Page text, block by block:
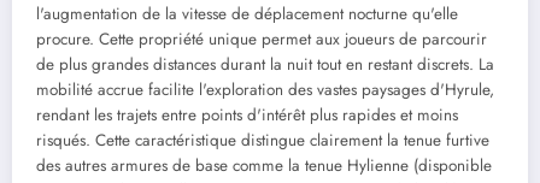
l'augmentation de la vitesse de déplacement nocturne qu'elle
procure. Cette propriété unique permet aux joueurs de parcourir
de plus grandes distances durant la nuit tout en restant discrets. La
mobilité accrue facilite l'exploration des vastes paysages d'Hyrule,
rendant les trajets entre points d'intérêt plus rapides et moins
risqués. Cette caractéristique distingue clairement la tenue furtive
des autres armures de base comme la tenue Hylienne (disponible